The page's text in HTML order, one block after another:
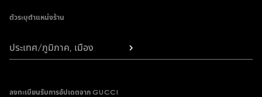
ตัวระบุตำแหน่งร้าน
ประเทศ/ภูมิภาค, เมือง
ลงทะเบียนรับการอัปเดตจาก GUCCI